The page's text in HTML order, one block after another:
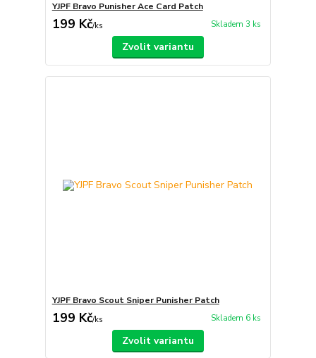
YJPF Bravo Punisher Ace Card Patch
199 Kč/ks Skladem 3 ks
Zvolit variantu
YJPF Bravo Scout Sniper Punisher Patch
199 Kč/ks Skladem 6 ks
Zvolit variantu